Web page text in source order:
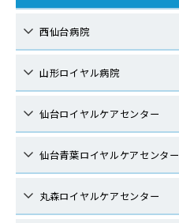
西仙台病院
山形ロイヤル病院
仙台ロイヤルケアセンター
仙台青葉ロイヤルケアセンター
丸森ロイヤルケアセンター